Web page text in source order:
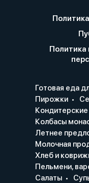
Политика
Готовая еда
Пирожки
Кондитерские
Колбасы
Летнее
Молочная
Хлеб и
Пельмени,
Салаты